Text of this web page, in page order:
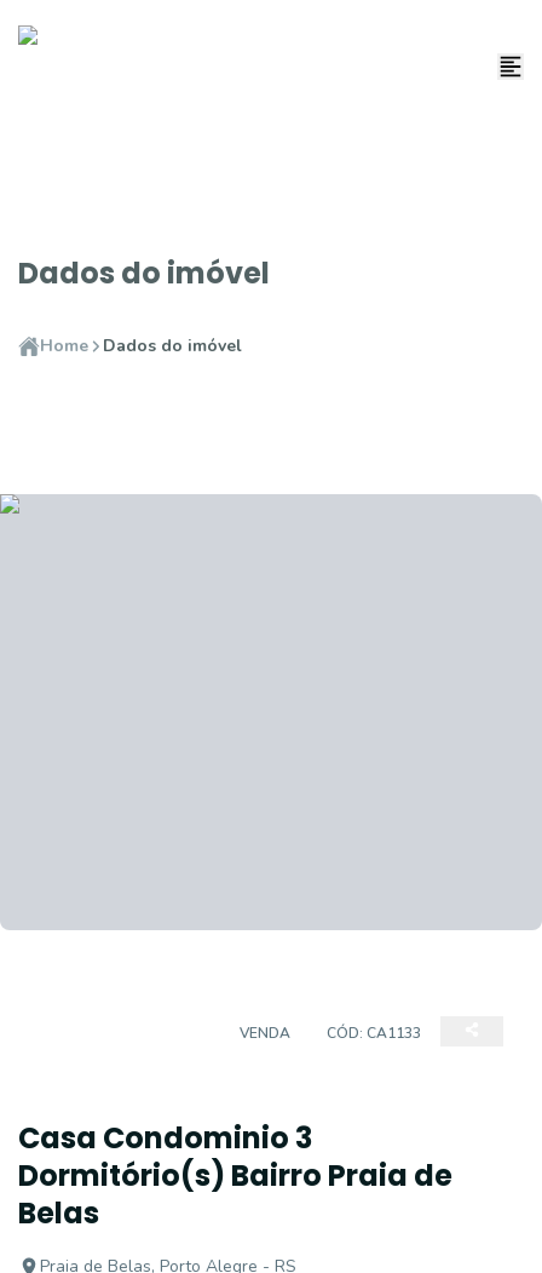
Dados do imóvel
Home Dados do imóvel
VENDA CÓD: CA1133
Casa Condominio 3
Dormitório(s) Bairro Praia de
Belas
Praia de Belas, Porto Alegre - RS